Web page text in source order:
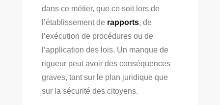
dans ce métier, que ce soit lors de
l’établissement de rapports, de
l’exécution de procédures ou de
l’application des lois. Un manque de
rigueur peut avoir des conséquences
graves, tant sur le plan juridique que
sur la sécurité des citoyens.